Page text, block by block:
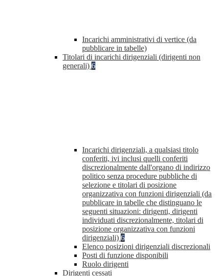
Incarichi amministrativi di vertice (da
pubblicare in tabelle)
Titolari di incarichi dirigenziali (dirigenti non
generali) 6
Incarichi dirigenziali, a qualsiasi titolo
conferiti, ivi inclusi quelli conferiti
discrezionalmente dall'organo di indirizzo
politico senza procedure pubbliche di
selezione e titolari di posizione
organizzativa con funzioni dirigenziali (da
pubblicare in tabelle che distinguano le
seguenti situazioni: dirigenti, dirigenti
individuati discrezionalmente, titolari di
posizione organizzativa con funzioni
dirigenziali) 6
Elenco posizioni dirigenziali discrezionali
Posti di funzione disponibili
Ruolo dirigenti
Dirigenti cessati